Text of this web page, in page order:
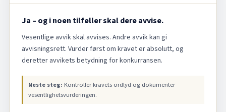
Ja – og i noen tilfeller skal dere avvise.
Vesentlige avvik skal avvises. Andre avvik kan gi
avvisningsrett. Vurder først om kravet er absolutt, og
deretter avvikets betydning for konkurransen.
Neste steg: Kontroller kravets ordlyd og dokumenter
vesentlighetsvurderingen.